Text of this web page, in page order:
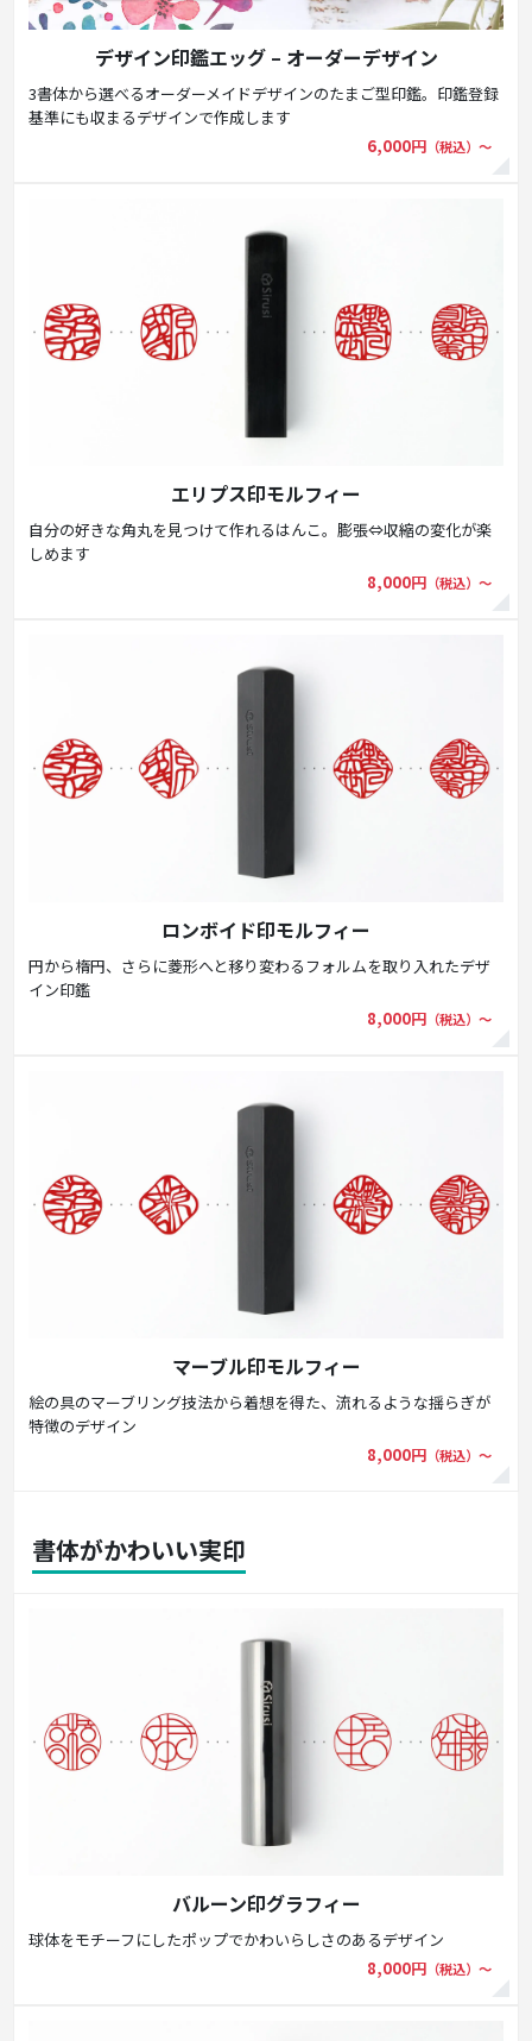
デザイン印鑑エッグ – オーダーデザイン
3書体から選べるオーダーメイドデザインのたまご型印鑑。印鑑登録
基準にも収まるデザインで作成します
6,000円 （税込）〜
エリプス印モルフィー
自分の好きな角丸を見つけて作れるはんこ。膨張⇔収縮の変化が楽
しめます
8,000円 （税込）〜
ロンボイド印モルフィー
円から楕円、さらに菱形へと移り変わるフォルムを取り入れたデザ
イン印鑑
8,000円 （税込）〜
マーブル印モルフィー
絵の具のマーブリング技法から着想を得た、流れるような揺らぎが
特徴のデザイン
8,000円 （税込）〜
書体がかわいい実印
バルーン印グラフィー
球体をモチーフにしたポップでかわいらしさのあるデザイン
8,000円 （税込）〜